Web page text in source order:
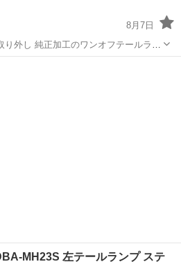
8月7日
テールラン
MH23S 左テールランプ ステ